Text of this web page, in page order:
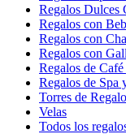
Regalos Dulces
Regalos con
Regalos con
Regalos con
Regalos de
Regalos de Spa
Torres de Regalo
Velas
Todos los